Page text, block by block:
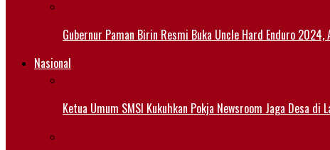
Gubernur Paman Birin Resmi Buka Uncle Hard Enduro
Nasional
Ketua Umum SMSI Kukuhkan Pokja Newsroom Jaga Desa